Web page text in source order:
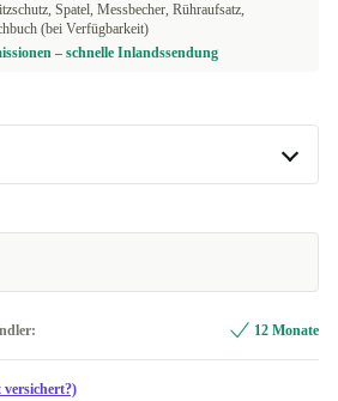
Spatel, Messbecher, Rühraufsatz,
(bei Verfügbarkeit)
– schnelle Inlandssendung
+133,05 €
12 Monate
versichert?)